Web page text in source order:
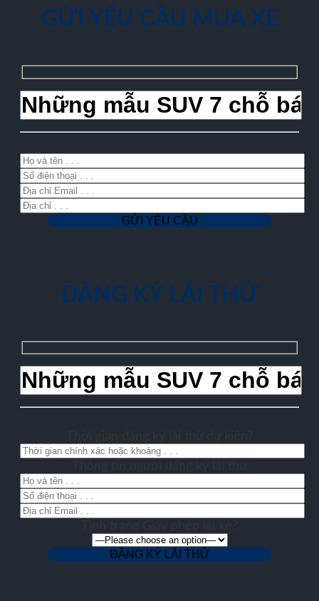
GỬI YÊU CẦU MUA XE
ĐĂNG KÝ LÁI THỬ